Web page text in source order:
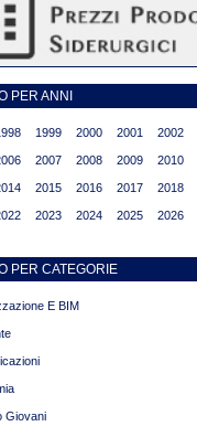
PER ANNI
1999 2000 2001 2002
2007 2008 2009 2010
2015 2016 2017 2018
2023 2024 2025 2026
PER CATEGORIE
E BIM
Giovani